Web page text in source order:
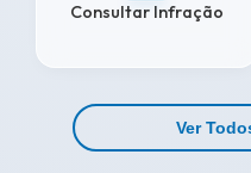
Consultar Infração
Ver